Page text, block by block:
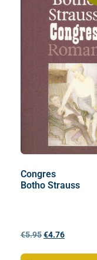
Congres
Botho Strauss
€5.95€4.76